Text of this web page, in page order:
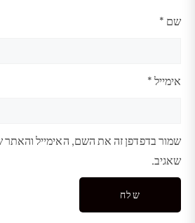
שם *
אימייל *
שמור בדפדפן זה את השם, האימייל
שאגיב.